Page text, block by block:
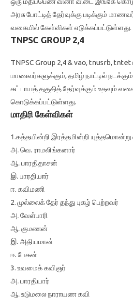
அரசு போட்டித் தேர்வுக்கு படிக்கும்
வகையில் கேள்விகள் எடுக்கப்பட்டுள்ளது.
TNPSC GROUP 2,4
TNPSC Group 2,4 & vao, tnusrb, tntet
மாணவர்களுக்கும், தமிழ் நாட்டில்
கட்டாயத் தகுதித் தேர்வுக்கும் உதவும்
கொடுக்கப்பட்டுள்ளது.
மாதிரி கேள்விகள்
1.கத்தயின்றி இரத்தமின்றி யுத்தமொன்று
அ. வெ. ராமலிங்கனார்
ஆ. பாரதிதாசன்
இ. பாரதியார்
ஈ. கவிமணி
2. முல்லைக் தேர் தந்து புகழ் பெற்றவர்
அ. வேள்பாரி
ஆ. குமணன்
இ. அதியமான்
ஈ. பேகன்
3. உவமைக் கவிஞர்
அ. பாரதியார்
ஆ. உடுமலை நாராயண கவி